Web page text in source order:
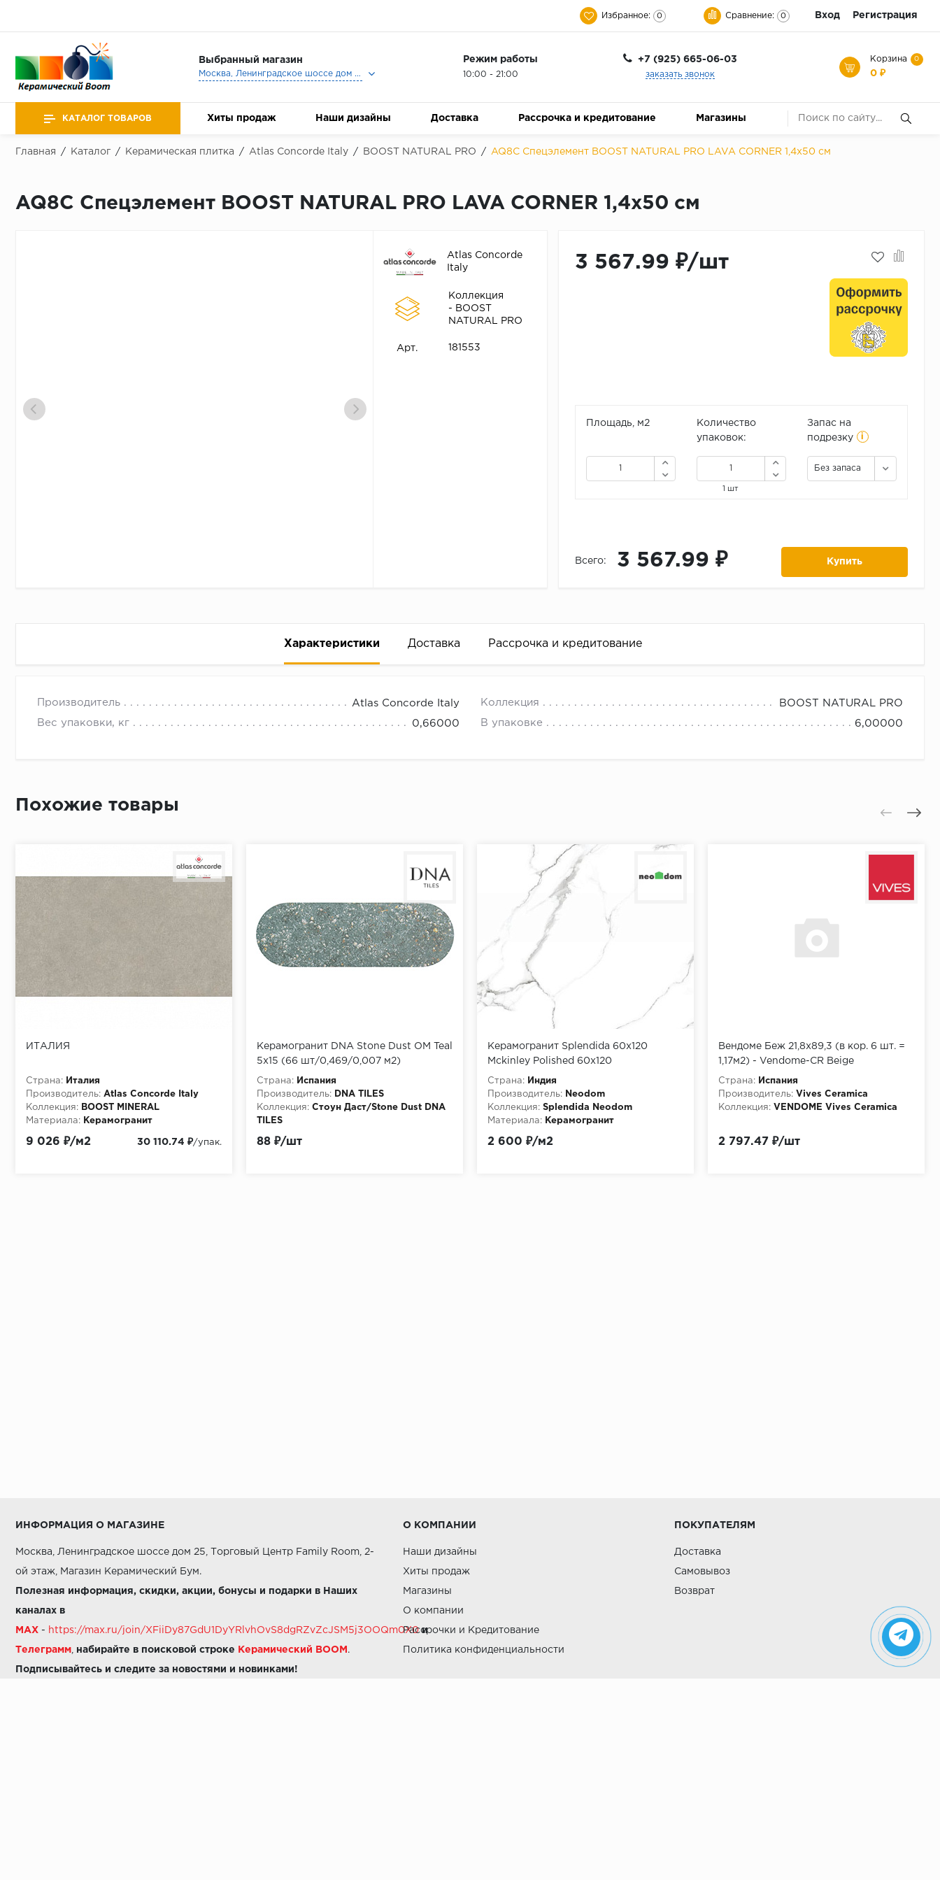
Избранное: 0 Сравнение: 0 Вход Регистрация
Выбранный магазин
Москва, Ленинградское шоссе дом 25, Торговый Центр Family Room, 2-ой этаж, Магазин Керамический Бум.
Режим работы
10:00 - 21:00
+7 (925) 665-06-03
заказать звонок
Корзина 0
0 ₽
КАТАЛОГ ТОВАРОВ Хиты продаж Наши дизайны Доставка Рассрочка и кредитование Магазины
Главная / Каталог / Керамическая плитка / Atlas Concorde Italy / BOOST NATURAL PRO / AQ8C Спецэлемент BOOST NATURAL PRO LAVA CORNER 1,4x50 см
AQ8C Спецэлемент BOOST NATURAL PRO LAVA CORNER 1,4x50 см
Atlas Concorde
Italy
Коллекция
- BOOST
NATURAL PRO
Арт. 181553
3 567.99 ₽/шт
Площадь, м2
Количество
упаковок:
1 шт
Запас на
подрезку
i
Без запаса
Всего: 3 567.99 ₽ Купить
Характеристики Доставка Рассрочка и кредитование
Производитель Atlas Concorde Italy Коллекция BOOST NATURAL PRO
Вес упаковки, кг 0,66000 В упаковке 6,00000
Высокая вероятность одобрения: до 95%
Срок предоставления кредита от 3 до 36 месяцев Срок предоставления рассрочки от 3 до 10 месяцев
Похожие товары
ИТАЛИЯ
Страна:
Италия
Производитель: Atlas Concorde Italy
Коллекция:
BOOST MINERAL
Материала:
Керамогранит
9 026 ₽/м2 30 110.74 ₽/упак.
Керамогранит DNA Stone Dust OM Teal
5x15 (66 шт/0,469/0,007 м2)
Страна:
Испания
Производитель:
DNA TILES
Коллекция: Стоун Даст/Stone Dust DNA
TILES
88 ₽/шт
Керамогранит Splendida 60x120
Mckinley Polished 60x120
Страна:
Индия
Производитель:
Neodom
Коллекция: Splendida Neodom
Материала:
Керамогранит
2 600 ₽/м2
Вендоме Беж 21,8х89,3 (в кор. 6 шт. =
1,17м2) - Vendome-CR Beige
Страна:
Испания
Производитель: Vives Ceramica
Коллекция: VENDOME Vives Ceramica
2 797.47 ₽/шт
ИНФОРМАЦИЯ О МАГАЗИНЕ
Москва, Ленинградское шоссе дом 25, Торговый Центр Family Room, 2-
ой этаж, Магазин Керамический Бум.
Полезная информация, скидки, акции, бонусы и подарки в Наших
каналах в
MAX - https://max.ru/join/XFiiDy87GdU1DyYRlvhOvS8dgRZvZcJSM5j3OOQm0X0 и
Телеграмм набирайте в поисковой строке Керамический BOOM .
Подписывайтесь и следите за новостями и новинками!
О КОМПАНИИ
Наши дизайны
Хиты продаж
Магазины
О компании
Рассрочки и Кредитование
Политика конфиденциальности
ПОКУПАТЕЛЯМ
Доставка
Самовывоз
Возврат